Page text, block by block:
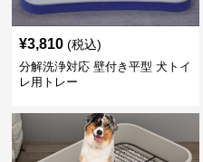
¥3,810 (税込)
分解洗浄対応 壁付き平型 犬トイ
レ用トレー